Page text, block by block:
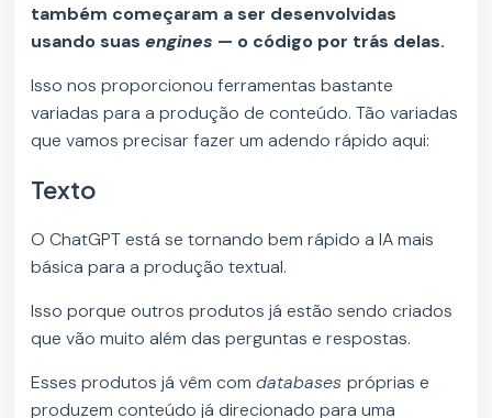
também começaram a ser desenvolvidas
usando suasengines — o código por trás delas.
Isso nos proporcionou ferramentas bastante
variadas para a produção de conteúdo. Tão variadas
que vamos precisar fazer um adendo rápido aqui:
Texto
O ChatGPT está se tornando bem rápido a IA mais
básica para a produção textual.
Isso porque outros produtos já estão sendo criados
que vão muito além das perguntas e respostas.
Esses produtos já vêm comdatabasespróprias e
produzem conteúdo já direcionado para uma